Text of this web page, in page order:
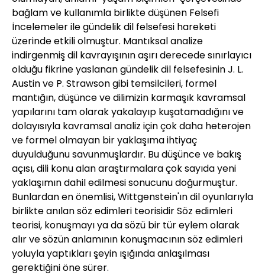
bağlam ve kullanımla birlikte düşünen Felsefi
İncelemeler ile gündelik dil felsefesi hareketi
üzerinde etkili olmuştur. Mantıksal analize
indirgenmiş dil kavrayışının aşırı derecede sınırlayıcı
olduğu fikrine yaslanan gündelik dil felsefesinin J. L.
Austin ve P. Strawson gibi temsilcileri, formel
mantığın, düşünce ve dilimizin karmaşık kavramsal
yapılarını tam olarak yakalayıp kuşatamadığını ve
dolayısıyla kavramsal analiz için çok daha heterojen
ve formel olmayan bir yaklaşıma ihtiyaç
duyulduğunu savunmuşlardır. Bu düşünce ve bakış
açısı, dili konu alan araştırmalara çok sayıda yeni
yaklaşımın dahil edilmesi sonucunu doğurmuştur.
Bunlardan en önemlisi, Wittgenstein'ın dil oyunlarıyla
birlikte anılan söz edimleri teorisidir Söz edimleri
teorisi, konuşmayı ya da sözü bir tür eylem olarak
alır ve sözün anlamının konuşmacının söz edimleri
yoluyla yaptıkları şeyin ışığında anlaşılması
gerektiğini öne sürer.